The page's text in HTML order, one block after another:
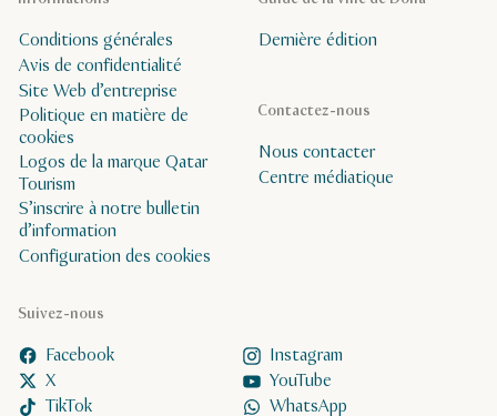
Dernière édition
Suivez-nous
Facebook
Instagram
X
YouTube
TikTok
WhatsApp
Contactez-nous
Nous contacter
Centre médiatique
Conditions générales
Avis de confidentialité
Site Web d’entreprise
Politique en matière de
cookies
Logos de la marque Qatar
Tourism
S’inscrire à notre bulletin
d’information
Configuration des cookies